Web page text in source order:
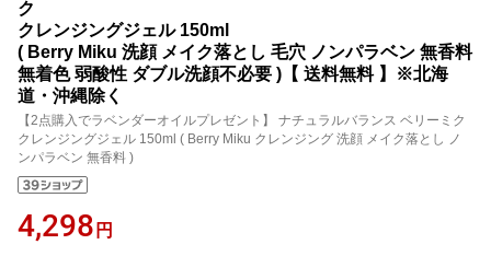
ク
クレンジングジェル 150ml
( Berry Miku 洗顔 メイク落とし 毛穴 ノンパラベン 無香料
無着色 弱酸性 ダブル洗顔不必要 )【 送料無料 】※北海
道・沖縄除く
【2点購入でラベンダーオイルプレゼント】 ナチュラルバランス ベリーミク
クレンジングジェル 150ml ( Berry Miku クレンジング 洗顔 メイク落とし ノ
ンパラベン 無香料 )
4,298 円